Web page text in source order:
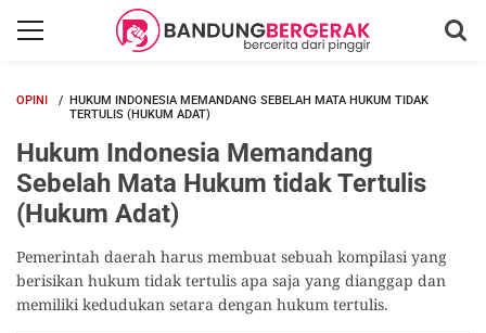
OPINI
HUKUM INDONESIA MEMANDANG SEBELAH MATA HUKUM TIDAK
TERTULIS (HUKUM ADAT)
Hukum Indonesia Memandang
Sebelah Mata Hukum tidak Tertulis
(Hukum Adat)
Pemerintah daerah harus membuat sebuah kompilasi yang
berisikan hukum tidak tertulis apa saja yang dianggap dan
memiliki kedudukan setara dengan hukum tertulis.